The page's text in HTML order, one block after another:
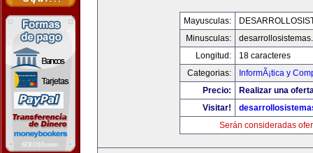
Mayusculas:
Minusculas:
Longitud:
18 caracteres
Categorias:
InformÃ¡tica y
Precio:
Realizar una
Visitar!
Serán consideradas